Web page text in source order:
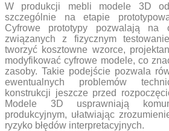
W produkcji mebli modele 3D
szczególnie na etapie
Cyfrowe prototypy pozwalają na
związanych z fizycznym
tworzyć kosztowne wzorce,
modyfikować cyfrowe modele, co
zasoby. Takie podejście pozwala
ewentualnych problemów
konstrukcji jeszcze przed
Modele 3D usprawniają
produkcyjnym, ułatwiając
ryzyko błędów interpretacyjnych.